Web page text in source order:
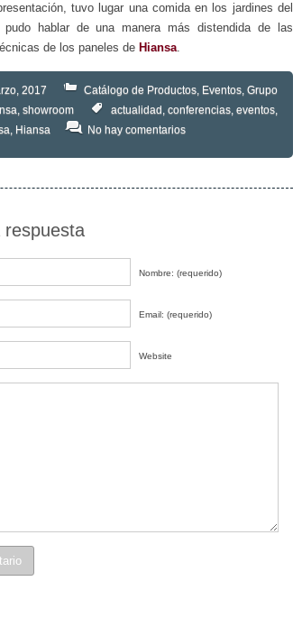
tuvo lugar una comida en los jardines del
pudo hablar de una manera más distendida de las
de los paneles de Hiansa.
2017 Catálogo de Productos, Eventos, Grupo
, showroom actualidad , conferencias, eventos,
, Hiansa No hay comentarios
respuesta
Nombre: (requerido)
Email: (requerido)
Website